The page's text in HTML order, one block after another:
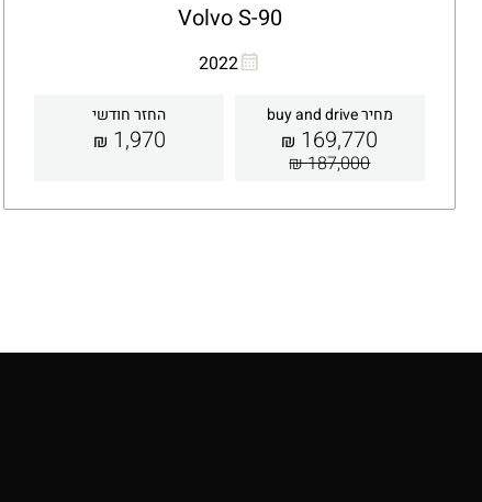
Volvo S-90
2022
מחיר buy and drive
169,770
₪
187,000 ₪
החזר חודשי
1,970
₪
העתקת קישור Whatsapp